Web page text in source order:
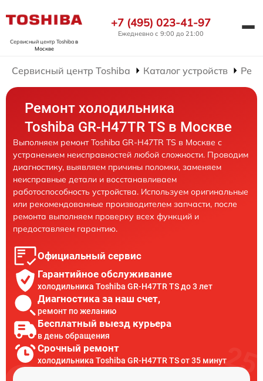
Сервисный центр Toshibaв
Москве
+7 (495) 023-41-97
Ежедневно с 9:00 до 21:00
Сервисный центр Toshiba Каталог устройств
Ремонт холодильника
Toshiba GR-H47TR TS в Москве
Выполняем ремонт Toshiba GR-H47TR TS в Москве с
устранением неисправностей любой сложности. Проводим
диагностику, выявляем причины поломки, заменяем
неисправные детали и восстанавливаем
работоспособность устройства. Используем оригинальные
или рекомендованные производителем запчасти, после
ремонта выполняем проверку всех функций и
предоставляем гарантию.
Официальный сервис
Гарантийное обслуживание
холодильника Toshiba GR-H47TR TS до 3 лет
Диагностика за наш счет,
ремонт по желанию
Бесплатный выезд курьера
в день обращения
Срочный ремонт
холодильника Toshiba GR-H47TR TS от 35 минут